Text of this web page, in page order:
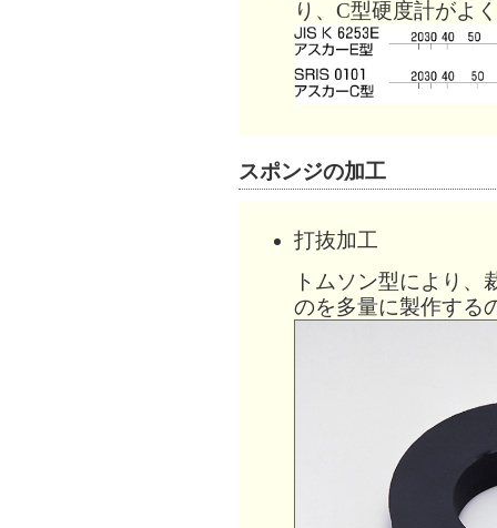
り、C型硬度計がよ
スポンジの加工
打抜加工
トムソン型により、
のを多量に製作する